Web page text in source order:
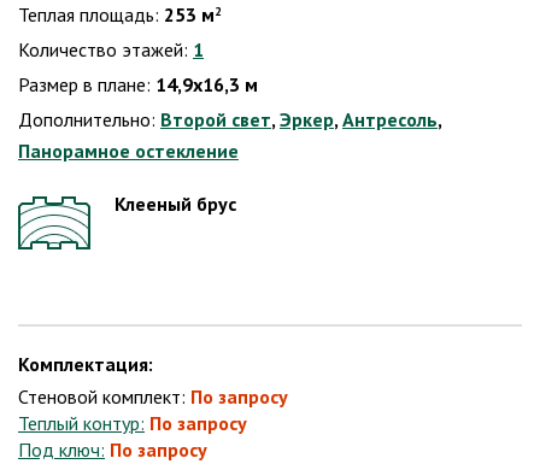
Теплая площадь: 253 м2
Количество этажей: 1
Размер в плане: 14,9х16,3 м
Дополнительно: Второй свет,Эркер,Антресоль,
Панорамное остекление
Клееный брус
Комплектация:
Стеновой комплект: По запросу
Теплый контур: По запросу
Под ключ: По запросу